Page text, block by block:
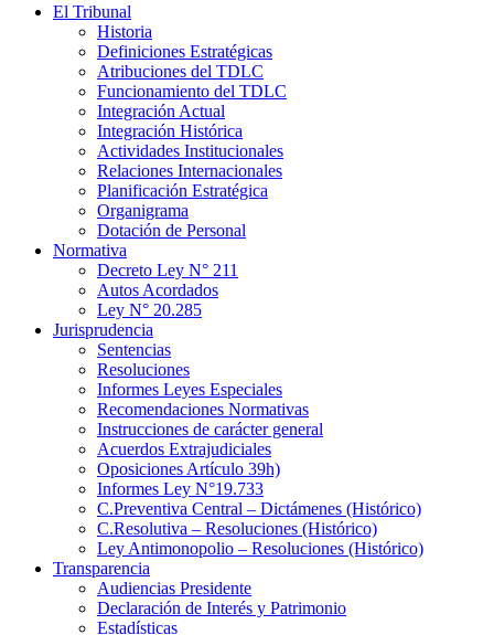
El Tribunal
Historia
Definiciones Estratégicas
Atribuciones del TDLC
Funcionamiento del TDLC
Integración Actual
Integración Histórica
Actividades Institucionales
Relaciones Internacionales
Planificación Estratégica
Organigrama
Dotación de Personal
Normativa
Decreto Ley N° 211
Autos Acordados
Ley N° 20.285
Jurisprudencia
Sentencias
Resoluciones
Informes Leyes Especiales
Recomendaciones Normativas
Instrucciones de carácter general
Acuerdos Extrajudiciales
Oposiciones Artículo 39h)
Informes Ley N°19.733
C.Preventiva Central – Dictámenes (Histórico)
C.Resolutiva – Resoluciones (Histórico)
Ley Antimonopolio – Resoluciones (Histórico)
Transparencia
Audiencias Presidente
Declaración de Interés y Patrimonio
Estadísticas